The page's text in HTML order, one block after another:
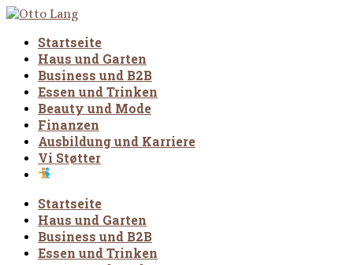
Startseite
Haus und Garten
Business und B2B
Essen und Trinken
Beauty und Mode
Finanzen
Ausbildung und Karriere
Vi Støtter
Startseite
Haus und Garten
Business und B2B
Essen und Trinken